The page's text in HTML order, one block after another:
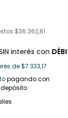
$36.362,81
interés con
de$7.333,17
pagando con